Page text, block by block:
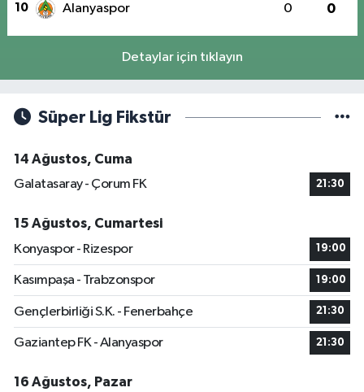
10 Alanyaspor 0 0
Detaylar için tıklayın
Süper Lig Fikstür
14 Ağustos, Cuma
Galatasaray - Çorum FK
21:30
15 Ağustos, Cumartesi
Konyaspor - Rizespor
19:00
Kasımpaşa - Trabzonspor 19:00
Gençlerbirliği S.K. - Fenerbahçe 21:30
Gaziantep FK - Alanyaspor 21:30
16 Ağustos, Pazar